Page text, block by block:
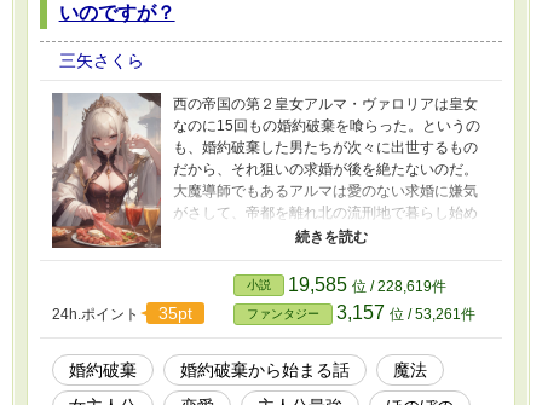
いのですが？
三矢さくら
西の帝国の第２皇女アルマ・ヴァロリアは皇女
なのに15回もの婚約破棄を喰らった。というの
も、婚約破棄した男たちが次々に出世するもの
だから、それ狙いの求婚が後を絶たないのだ。
大魔導師でもあるアルマは愛のない求婚に嫌気
がさして、帝都を離れ北の流刑地で暮らし始め
る。 面倒臭がり屋でチョロい皇女アルマの辺境
＊キャラ紹介ではAI生成の挿絵を使っていま
す。
24h.ポイント
35pt
小説 19,585 位 / 228,619件
ファンタジー 3,157 位 / 53,261件
婚約破棄 婚約破棄から始まる話
魔法